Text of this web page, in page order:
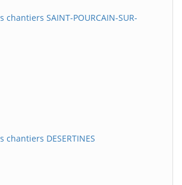
chantiers SAINT-POURCAIN-SUR-
chantiers DESERTINES